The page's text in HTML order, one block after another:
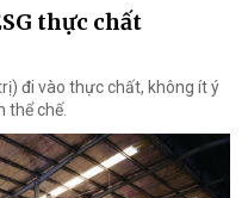
thực chất
đi vào thực chất, không ít ý
thể chế.